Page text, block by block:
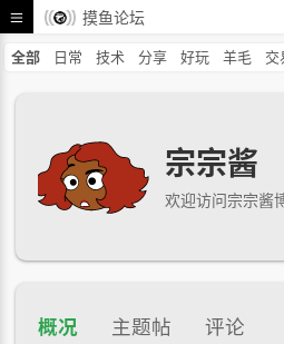
摸鱼论坛
全部 日常 技术 分享 好玩 羊毛 交
宗宗酱
欢迎访问宗宗酱
概况 主题帖 评论